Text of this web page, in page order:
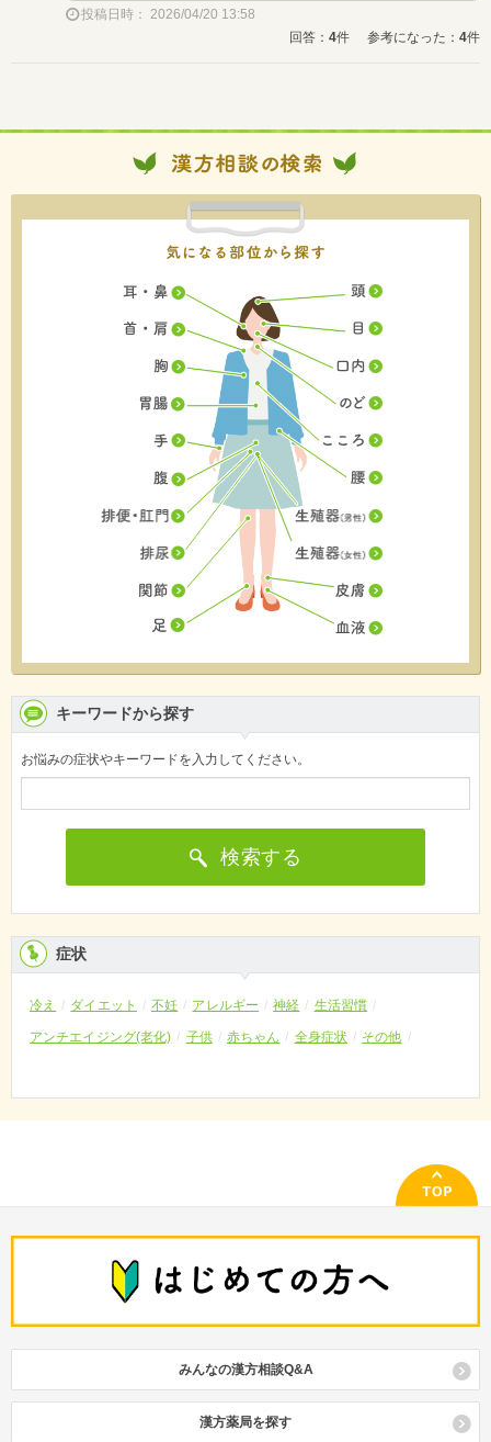
投稿日時： 2026/04/20 13:58
回答： 4件 参考になった： 4件
キーワードから探す
お悩みの症状やキーワードを入力してください。
検索する
症状
冷え ダイエット 不妊 アレルギー 神経 生活習慣
アンチエイジング(老化) 子供 赤ちゃん 全身症状 その他
みんなの漢方相談Q&A
漢方薬局を探す